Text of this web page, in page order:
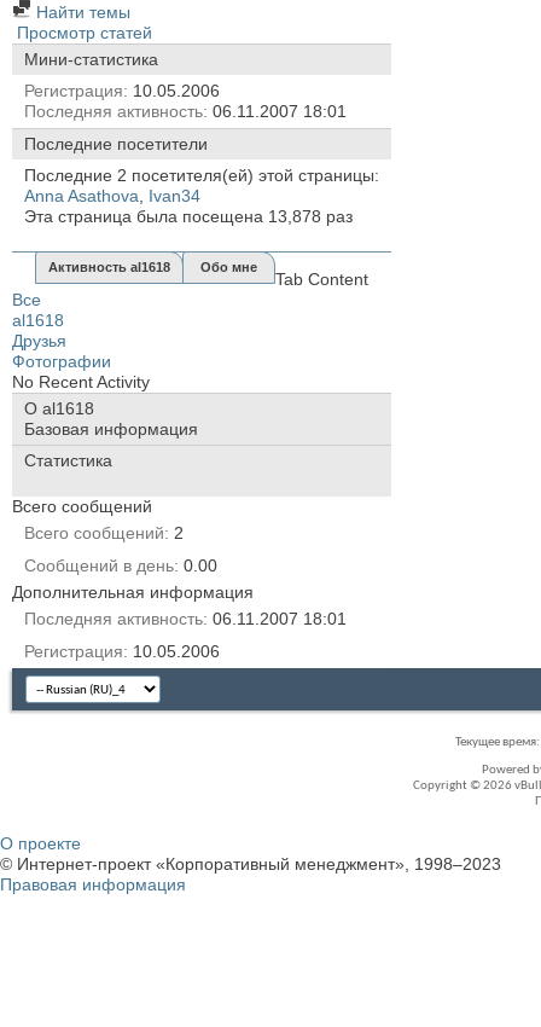
Найти темы
Просмотр статей
Мини-статистика
Регистрация
10.05.2006
Последняя активность 06.11.2007 18:01
Последние посетители
Последние 2 посетителя(ей) этой страницы:
Anna Asathova
Ivan34
Эта страница была посещена 13,878 раз
Активность al1618 Обо мне
Tab Content
Все
al1618
Друзья
Фотографии
No Recent Activity
О al1618
Базовая информация
Статистика
Всего сообщений
Всего сообщений
2
Сообщений в день 0.00
Дополнительная информация
Последняя активность 06.11.2007 18:01
Регистрация
10.05.2006
Текущее время:
Powered
Copyright © 2026
О проекте
© Интернет-проект «Корпоративный менеджмент», 1998–2023
Правовая информация